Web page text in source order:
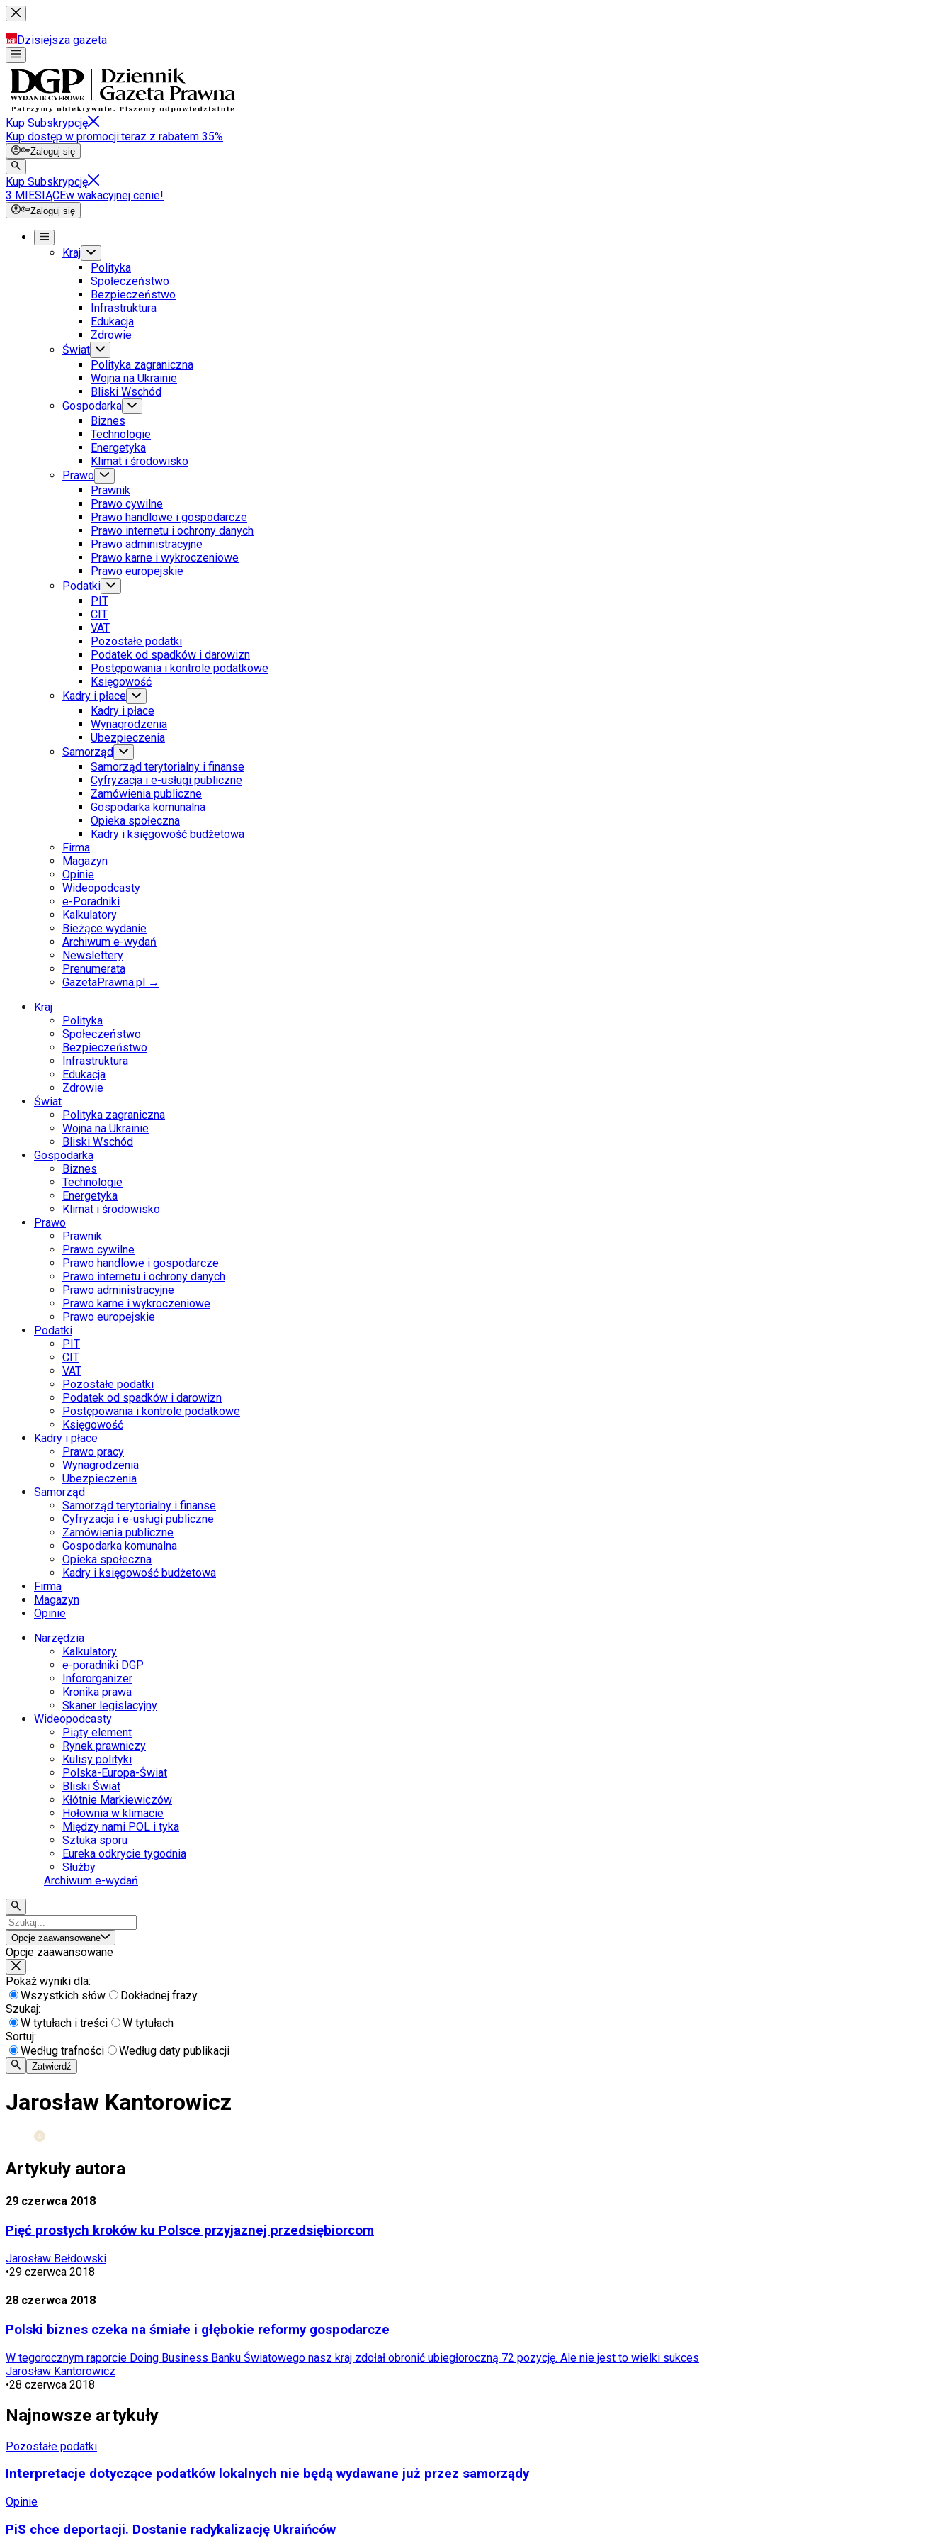
Dzisiejsza gazeta
Kup Subskrypcję
Kup dostęp w promocji:teraz z rabatem 35%
Zaloguj się
Kup Subskrypcję
3 MIESIĄCEw wakacyjnej cenie!
Zaloguj się
Kraj
Polityka
Społeczeństwo
Bezpieczeństwo
Infrastruktura
Edukacja
Zdrowie
Świat
Polityka zagraniczna
Wojna na Ukrainie
Bliski Wschód
Gospodarka
Biznes
Technologie
Energetyka
Klimat i środowisko
Prawo
Prawnik
Prawo cywilne
Prawo handlowe i gospodarcze
Prawo internetu i ochrony danych
Prawo administracyjne
Prawo karne i wykroczeniowe
Prawo europejskie
Podatki
PIT
CIT
VAT
Pozostałe podatki
Podatek od spadków i darowizn
Postępowania i kontrole podatkowe
Księgowość
Kadry i płace
Kadry i płace
Wynagrodzenia
Ubezpieczenia
Samorząd
Samorząd terytorialny i finanse
Cyfryzacja i e-usługi publiczne
Zamówienia publiczne
Gospodarka komunalna
Opieka społeczna
Kadry i księgowość budżetowa
Firma
Magazyn
Opinie
Wideopodcasty
e-Poradniki
Kalkulatory
Bieżące wydanie
Archiwum e-wydań
Newslettery
Prenumerata
GazetaPrawna.pl →
Kraj
Polityka
Społeczeństwo
Bezpieczeństwo
Infrastruktura
Edukacja
Zdrowie
Świat
Polityka zagraniczna
Wojna na Ukrainie
Bliski Wschód
Gospodarka
Biznes
Technologie
Energetyka
Klimat i środowisko
Prawo
Prawnik
Prawo cywilne
Prawo handlowe i gospodarcze
Prawo internetu i ochrony danych
Prawo administracyjne
Prawo karne i wykroczeniowe
Prawo europejskie
Podatki
PIT
CIT
VAT
Pozostałe podatki
Podatek od spadków i darowizn
Postępowania i kontrole podatkowe
Księgowość
Kadry i płace
Prawo pracy
Wynagrodzenia
Ubezpieczenia
Samorząd
Samorząd terytorialny i finanse
Cyfryzacja i e-usługi publiczne
Zamówienia publiczne
Gospodarka komunalna
Opieka społeczna
Kadry i księgowość budżetowa
Firma
Magazyn
Opinie
Narzędzia
Kalkulatory
e-poradniki DGP
Infororganizer
Kronika prawa
Skaner legislacyjny
Wideopodcasty
Piąty element
Rynek prawniczy
Kulisy polityki
Polska-Europa-Świat
Bliski Świat
Kłótnie Markiewiczów
Hołownia w klimacie
Między nami POL i tyka
Sztuka sporu
Eureka odkrycie tygodnia
Służby
Archiwum e-wydań
Opcje zaawansowane
Opcje zaawansowane
Pokaż wyniki dla:
Wszystkich słów
Dokładnej frazy
Szukaj:
W tytułach i treści
W tytułach
Sortuj:
Według trafności
Według daty publikacji
Zatwierdź
Jarosław Kantorowicz
Artykuły autora
29 czerwca 2018
Pięć prostych kroków ku Polsce przyjaznej przedsiębiorcom
Jarosław Bełdowski
•29 czerwca 2018
28 czerwca 2018
Polski biznes czeka na śmiałe i głębokie reformy gospodarcze
W tegorocznym raporcie Doing Business Banku Światowego nasz kraj zdołał obronić ubiegłoroczną 72 pozycję. Ale nie jest to wielki sukces
Jarosław Kantorowicz
•28 czerwca 2018
Najnowsze artykuły
Pozostałe podatki
Interpretacje dotyczące podatków lokalnych nie będą wydawane już przez samorządy
Opinie
PiS chce deportacji. Dostanie radykalizację Ukraińców